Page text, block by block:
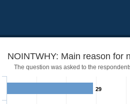
NOINTWHY: Main reason for
The question was asked to the
29